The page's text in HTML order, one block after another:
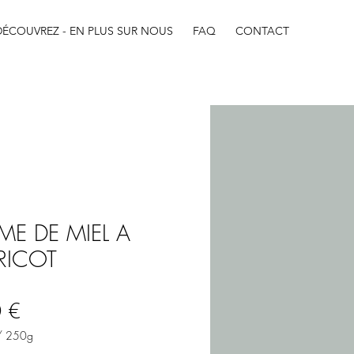
- EN PLUS SUR NOUS FAQ CONTACT
DE MIEL A
€
250g